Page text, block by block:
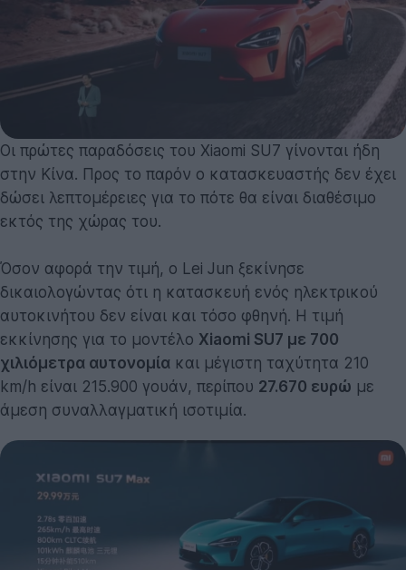
Οι πρώτες παραδόσεις του Xiaomi SU7 γίνονται ήδη
στην Κίνα. Προς το παρόν ο κατασκευαστής δεν έχει
δώσει λεπτομέρειες για το πότε θα είναι διαθέσιμο
εκτός της χώρας του.
Όσον αφορά την τιμή, ο Lei Jun ξεκίνησε
δικαιολογώντας ότι η κατασκευή ενός ηλεκτρικού
αυτοκινήτου δεν είναι και τόσο φθηνή. Η τιμή
εκκίνησης για το μοντέλο Xiaomi SU7 με 700
χιλιόμετρα αυτονομία και μέγιστη ταχύτητα 210
km/h είναι 215.900 γουάν, περίπου 27.670 ευρώ με
άμεση συναλλαγματική ισοτιμία.